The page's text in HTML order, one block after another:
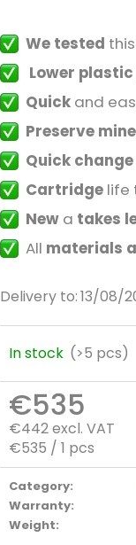
We tested
Lower
Quick and
Preserve
Quick change
Cartridge life
New a takes
All materials
Delivery to:13/08/
In stock (>5 pcs)
€535
€442 excl. VAT
Measure
price:
€535 / 1 pcs
Category:
Warranty:
Weight: